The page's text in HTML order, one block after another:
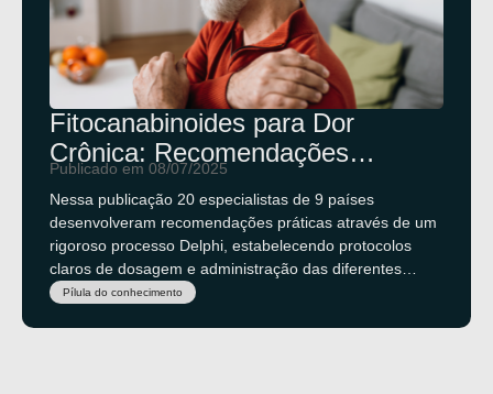
Fitocanabinoides para Dor
Crônica: Recomendações
Internacionais Sobre Dosagem e
Administração
Publicado em 08/07/2025
Nessa publicação 20 especialistas de 9 países
desenvolveram recomendações práticas através de um
rigoroso processo Delphi, estabelecendo protocolos
claros de dosagem e administração das diferentes
proporções entre CBD e THC, com estratégias
Pílula do conhecimento